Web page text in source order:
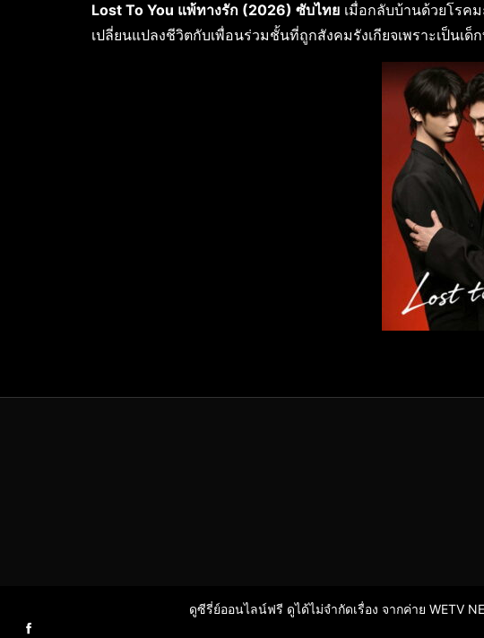
Lost To You แพ้ทางรัก (2026) ซับไทย เมื่อกลับบ้านด้วยโรค
เปลี่ยนแปลงชีวิตกับเพื่อนร่วมชั้นที่ถูกสังคมรังเกียจเพราะเป็นเด็
ดูซีรี่ย์ออนไลน์ฟรี ดูได้ไม่จำกัดเรื่อง จากค่าย WETV